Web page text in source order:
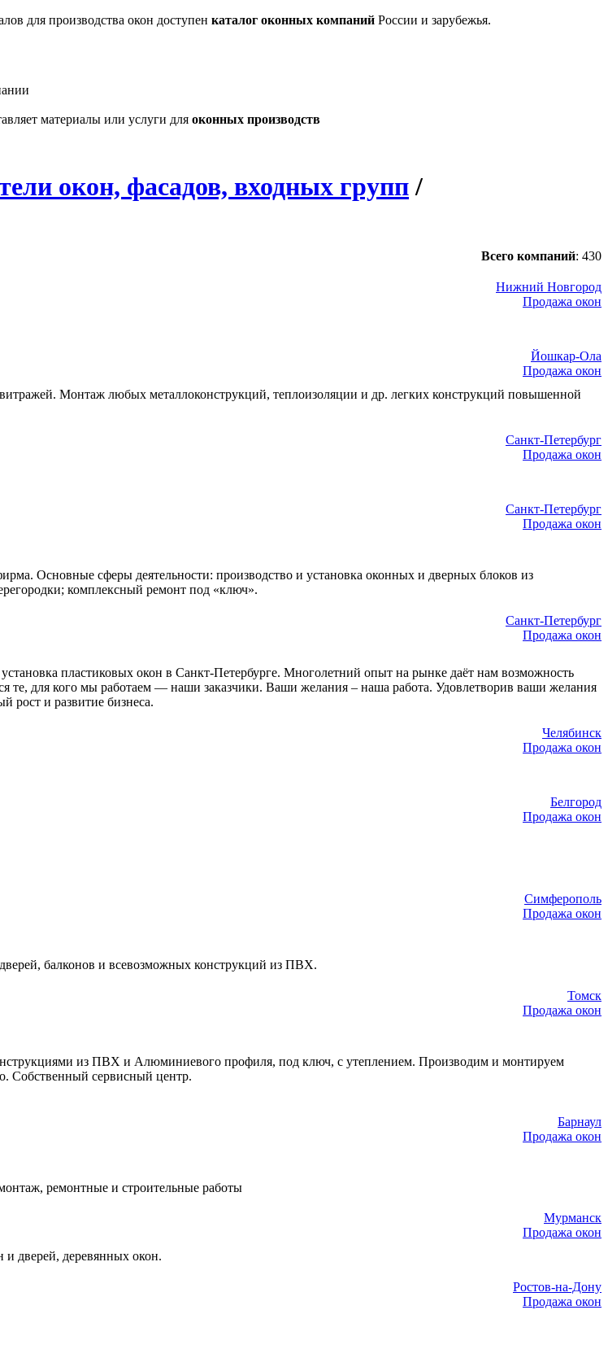
для производства окон доступен каталог оконных компаний России и зарубежья.
материалы или услуги для оконных производств
окон, фасадов, входных групп /
Всего компаний: 430
Нижний Новгород
Продажа окон
Йошкар-Ола
Продажа окон
Монтаж любых металлоконструкций, теплоизоляции и др. легких конструкций повышенной
Санкт-Петербург
Продажа окон
Санкт-Петербург
Продажа окон
Основные сферы деятельности: производство и установка оконных и дверных блоков из
комплексный ремонт под «ключ».
Санкт-Петербург
Продажа окон
пластиковых окон в Санкт-Петербурге. Многолетний опыт на рынке даёт нам возможность
те, для кого мы работаем — наши заказчики. Ваши желания – наша работа. Удовлетворив ваши желания
рост и развитие бизнеса.
Челябинск
Продажа окон
Белгород
Продажа окон
Симферополь
Продажа окон
балконов и всевозможных конструкций из ПВХ.
Томск
Продажа окон
из ПВХ и Алюминиевого профиля, под ключ, с утеплением. Производим и монтируем
Собственный сервисный центр.
Барнаул
Продажа окон
ремонтные и строительные работы
Мурманск
Продажа окон
дверей, деревянных окон.
Ростов-на-Дону
Продажа окон